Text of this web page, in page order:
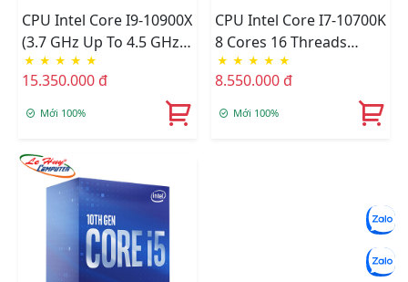
CPU Intel Core I9-10900X
(3.7 GHz Up To 4.5 GHz/
10C20T/ 19.25MB/
Cascade Lake)
★ ★ ★ ★ ★
15.350.000 đ
Mới 100%
CPU Intel Core I7-10700K
8 Cores 16 Threads
(5.1Ghz) - 10th Gen
LGA1200 Z490
Compatible
★ ★ ★ ★ ★
8.550.000 đ
Mới 100%